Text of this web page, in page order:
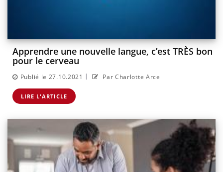
Apprendre une nouvelle langue, c’est TRÈS bon
pour le cerveau
Publié le 27.10.2021 | Par Charlotte Arce
LIRE L'ARTICLE